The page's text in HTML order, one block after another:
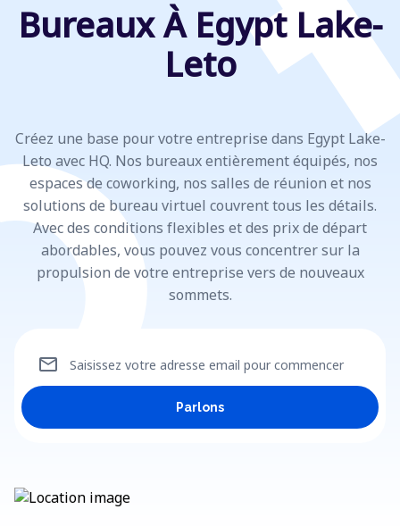
Bureaux À Egypt Lake-
Leto
Créez une base pour votre entreprise dans Egypt Lake-
Leto avec HQ. Nos bureaux entièrement équipés, nos
espaces de coworking, nos salles de réunion et nos
solutions de bureau virtuel couvrent tous les détails.
Avec des conditions flexibles et des prix de départ
abordables, vous pouvez vous concentrer sur la
propulsion de votre entreprise vers de nouveaux
sommets.
Saisissez votre adresse email pour commencer
mail
Parlons